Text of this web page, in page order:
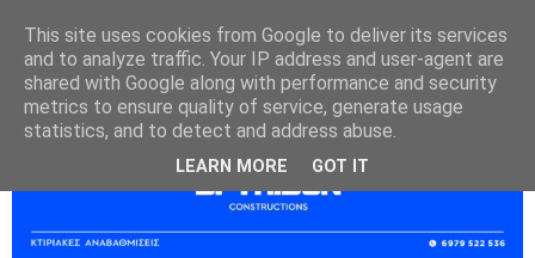
This site uses cookies from Google to deliver its services
and to analyze traffic. Your IP address and user-agent are
shared with Google along with performance and security
metrics to ensure quality of service, generate usage
statistics, and to detect and address abuse.
LEARN MORE GOT IT